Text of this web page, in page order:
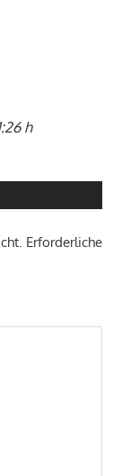
h
Erforderliche